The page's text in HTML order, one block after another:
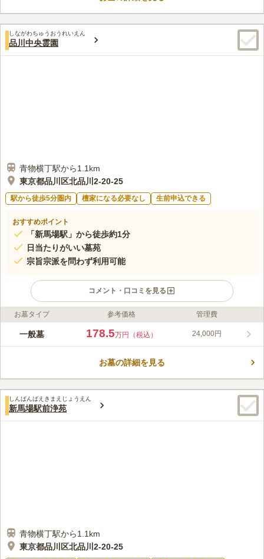
しながわちゅうおうれいえん
品川中央霊園
青物横丁駅から1.1km
東京都品川区北品川2-20-25
駅から徒歩5分圏内 檀家になる必要なし 生前申込できる
おすすめポイント
「新馬場駅」から徒歩約1分
日当たりがいい墓苑
宗旨宗派を問わず利用可能
コメント・口コミを見る
ライフドット編集部のコメント
品川中央霊園は、旧東海道の面影残る北品川の地にある都市型霊
されていますので、穏やかな気持ちで気持ち良くお参りすること
口コミ評価
みんなの評価
50代男性
霊園でもろうそくや線香を売っているが最寄の駅に商店街があ
お墓タイプ 参考価格 管理費
一般墓 178.5万円（税込） 24,000円
お墓の詳細を見る
しんばんばえきまえじょうえん
新馬場駅前浄苑
青物横丁駅から1.1km
東京都品川区北品川2-20-25